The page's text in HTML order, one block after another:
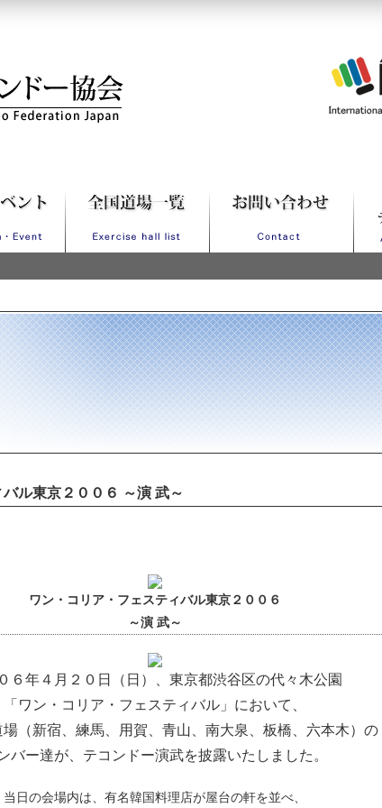
ル東京２００６ ～演 武～
ワン・コリア・フェスティバル東京２００６
～演 武～
６年４月２０日（日）、東京都渋谷区の代々木公園
「ワン・コリア・フェスティバル」において、
（新宿、練馬、用賀、青山、南大泉、板橋、六本木）の
バー達が、テコンドー演武を披露いたしました。
当日の会場内は、有名韓国料理店が屋台の軒を並べ、